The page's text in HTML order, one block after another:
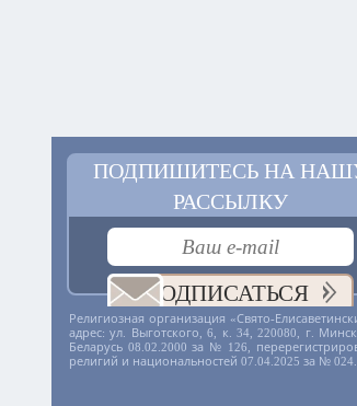
ПОДПИШИТЕСЬ НА
РАССЫЛКУ
ПОДПИСАТЬСЯ
Религиозная организация «Свято-
адрес: ул. Выготского, 6, к. 34, 220080, г.
Беларусь 08.02.2000 за № 126,
религий и национальностей 07.04.2025 за №